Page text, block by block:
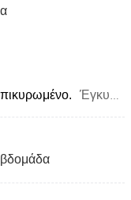
Έγκυρα από το 2016-07 - 06 μέχρι το 2021-07 - 05